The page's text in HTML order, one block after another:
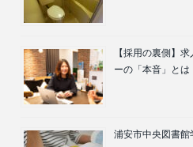
【採用の裏側】
ーの「本音」とは
浦安市中央図書館